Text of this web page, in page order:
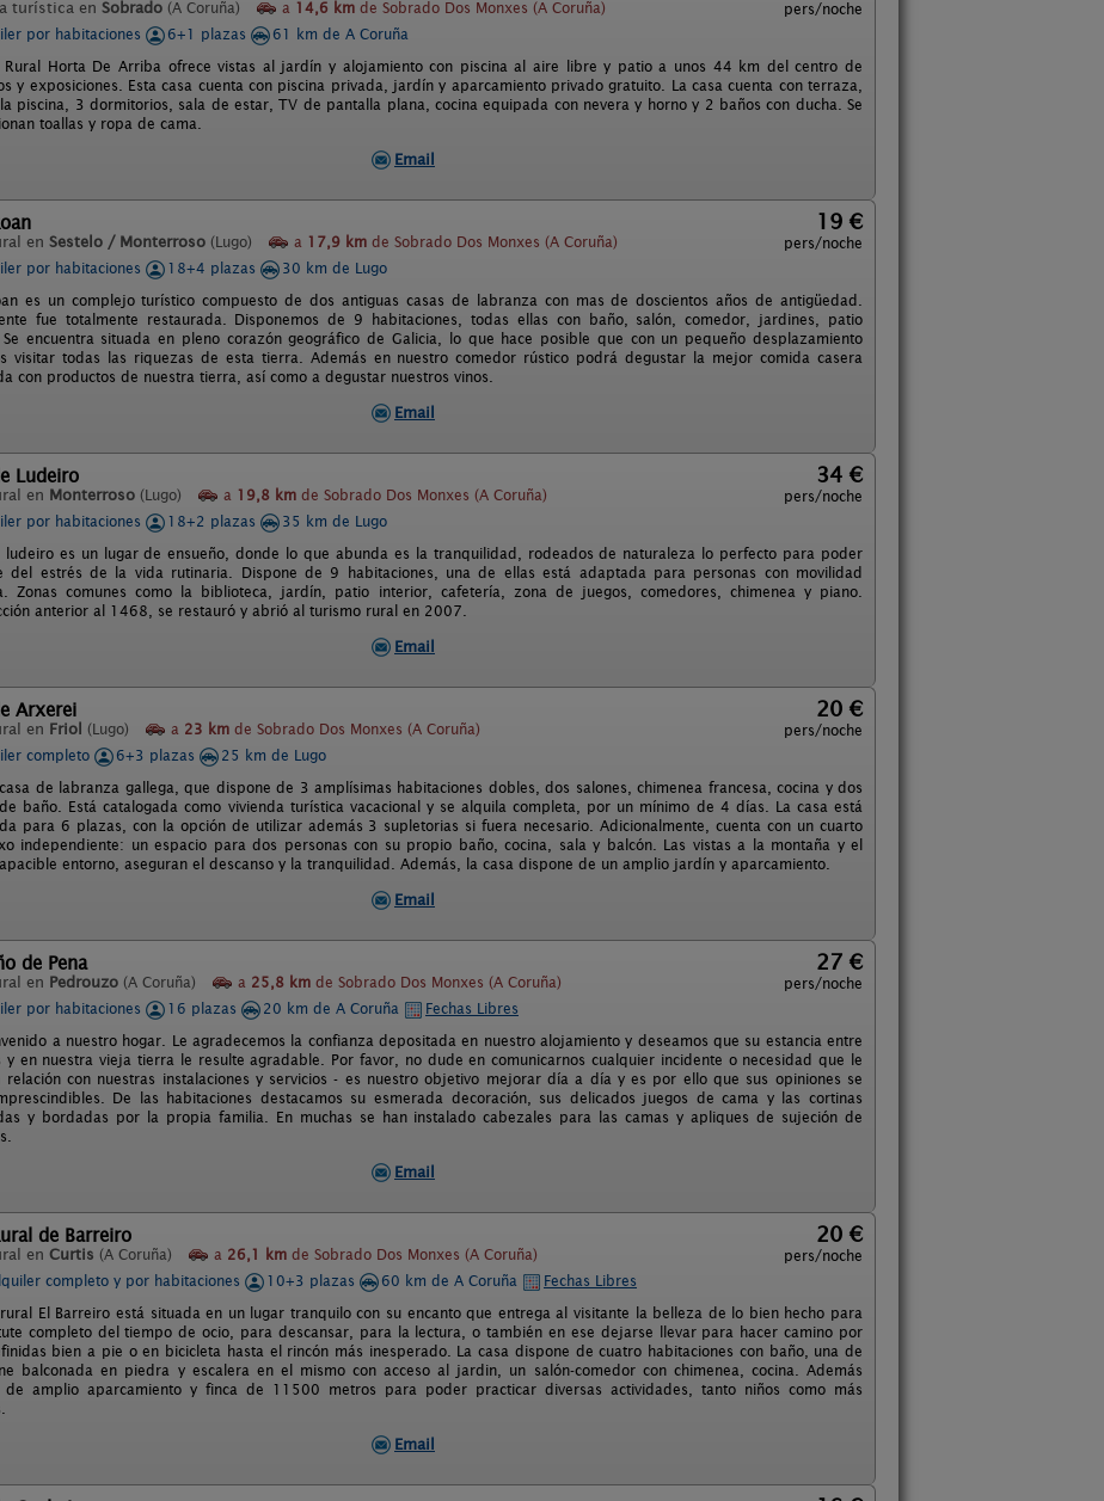
turística en Sobrado (A Coruña) a 14,6 km de Sobrado Dos Monxes (A Coruña)
pers/noche
por habitaciones
6+1 plazas
61 km de A Coruña
Rural Horta De Arriba ofrece vistas al jardín y alojamiento con piscina al aire libre y patio a unos 44 km del centro de
y exposiciones. Esta casa cuenta con piscina privada, jardín y aparcamiento privado gratuito. La casa cuenta con terraza,
piscina, 3 dormitorios, sala de estar, TV de pantalla plana, cocina equipada con nevera y horno y 2 baños con ducha. Se
toallas y ropa de cama.
Email
en Sestelo / Monterroso (Lugo) a 17,9 km de Sobrado Dos Monxes (A Coruña)
19 €
pers/noche
por habitaciones
18+4 plazas
30 km de Lugo
es un complejo turístico compuesto de dos antiguas casas de labranza con mas de doscientos años de antigüedad.
fue totalmente restaurada. Disponemos de 9 habitaciones, todas ellas con baño, salón, comedor, jardines, patio
encuentra situada en pleno corazón geográfico de Galicia, lo que hace posible que con un pequeño desplazamiento
visitar todas las riquezas de esta tierra. Además en nuestro comedor rústico podrá degustar la mejor comida casera
con productos de nuestra tierra, así como a degustar nuestros vinos.
Email
Ludeiro
en Monterroso (Lugo) a 19,8 km de Sobrado Dos Monxes (A Coruña)
34 €
pers/noche
por habitaciones
18+2 plazas
35 km de Lugo
ludeiro es un lugar de ensueño, donde lo que abunda es la tranquilidad, rodeados de naturaleza lo perfecto para poder
del estrés de la vida rutinaria. Dispone de 9 habitaciones, una de ellas está adaptada para personas con movilidad
Zonas comunes como la biblioteca, jardín, patio interior, cafetería, zona de juegos, comedores, chimenea y piano.
anterior al 1468, se restauró y abrió al turismo rural en 2007.
Email
Arxerei
en Friol (Lugo) a 23 km de Sobrado Dos Monxes (A Coruña)
20 €
pers/noche
completo
6+3 plazas
25 km de Lugo
de labranza gallega, que dispone de 3 amplísimas habitaciones dobles, dos salones, chimenea francesa, cocina y dos
baño. Está catalogada como vivienda turística vacacional y se alquila completa, por un mínimo de 4 días. La casa está
para 6 plazas, con la opción de utilizar además 3 supletorias si fuera necesario. Adicionalmente, cuenta con un cuarto
independiente: un espacio para dos personas con su propio baño, cocina, sala y balcón. Las vistas a la montaña y el
entorno, aseguran el descanso y la tranquilidad. Además, la casa dispone de un amplio jardín y aparcamiento.
Email
de Pena
en Pedrouzo (A Coruña) a 25,8 km de Sobrado Dos Monxes (A Coruña)
27 €
pers/noche
por habitaciones
16 plazas 20 km de A Coruña
Fechas Libres
a nuestro hogar. Le agradecemos la confianza depositada en nuestro alojamiento y deseamos que su estancia entre
y en nuestra vieja tierra le resulte agradable. Por favor, no dude en comunicarnos cualquier incidente o necesidad que le
relación con nuestras instalaciones y servicios - es nuestro objetivo mejorar día a día y es por ello que sus opiniones se
De las habitaciones destacamos su esmerada decoración, sus delicados juegos de cama y las cortinas
y bordadas por la propia familia. En muchas se han instalado cabezales para las camas y apliques de sujeción de
Email
de Barreiro
en Curtis (A Coruña) a 26,1 km de Sobrado Dos Monxes (A Coruña)
20 €
pers/noche
completo y por habitaciones
10+3 plazas 60 km de A Coruña
Fechas Libres
El Barreiro está situada en un lugar tranquilo con su encanto que entrega al visitante la belleza de lo bien hecho para
completo del tiempo de ocio, para descansar, para la lectura, o también en ese dejarse llevar para hacer camino por
bien a pie o en bicicleta hasta el rincón más inesperado. La casa dispone de cuatro habitaciones con baño, una de
balconada en piedra y escalera en el mismo con acceso al jardin, un salón-comedor con chimenea, cocina. Además
de amplio aparcamiento y finca de 11500 metros para poder practicar diversas actividades, tanto niños como más
Email